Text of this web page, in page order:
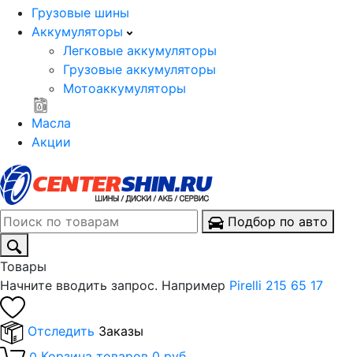
Грузовые шины
Аккумуляторы
Легковые аккумуляторы
Грузовые аккумуляторы
Мотоаккумуляторы
Масла
Акции
Подбор по авто
Товары
Начните вводить запрос. Например Pirelli 215 65 17
Отследить Заказы